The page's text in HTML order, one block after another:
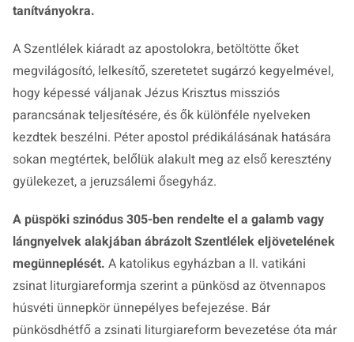
tanítványokra.
A Szentlélek kiáradt az apostolokra, betöltötte őket
megvilágosító, lelkesítő, szeretetet sugárzó kegyelmével,
hogy képessé váljanak Jézus Krisztus missziós
parancsának teljesítésére, és ők különféle nyelveken
kezdtek beszélni. Péter apostol prédikálásának hatására
sokan megtértek, belőlük alakult meg az első keresztény
gyülekezet, a jeruzsálemi ősegyház.
A püspöki szinódus 305-ben rendelte el a galamb vagy
lángnyelvek alakjában ábrázolt Szentlélek eljövetelének
megünneplését. A katolikus egyházban a II. vatikáni
zsinat liturgiareformja szerint a pünkösd az ötvennapos
húsvéti ünnepkör ünnepélyes befejezése. Bár
pünkösdhétfő a zsinati liturgiareform bevezetése óta már